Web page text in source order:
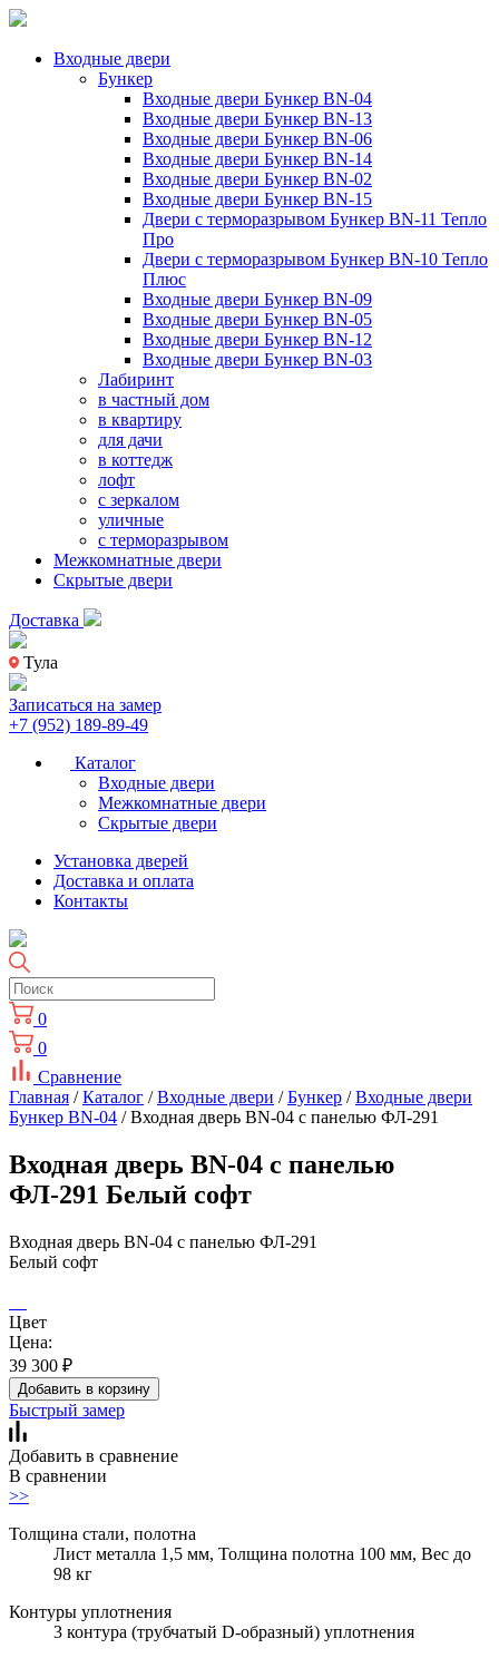
Входные двери
Бункер
Входные двери Бункер BN-04
Входные двери Бункер BN-13
Входные двери Бункер BN-06
Входные двери Бункер BN-14
Входные двери Бункер BN-02
Входные двери Бункер BN-15
Двери с терморазрывом Бункер BN-11 Тепло
Про
Двери с терморазрывом Бункер BN-10 Тепло
Плюс
Входные двери Бункер BN-09
Входные двери Бункер BN-05
Входные двери Бункер BN-12
Входные двери Бункер BN-03
Лабиринт
в частный дом
в квартиру
для дачи
в коттедж
лофт
с зеркалом
уличные
с терморазрывом
Межкомнатные двери
Скрытые двери
Доставка
Тула
Записаться на замер
+7 (952) 189-89-49
Каталог
Входные двери
Межкомнатные двери
Скрытые двери
Установка дверей
Доставка и оплата
Контакты
0
0
Сравнение
Главная /Каталог /Входные двери /Бункер /Входные двери
Бункер BN-04 / Входная дверь BN-04 с панелью ФЛ-291
Входная дверь BN-04 с панелью
ФЛ-291 Белый софт
Входная дверь BN-04 с панелью ФЛ-291
Белый софт
Цвет
Цена:
39 300 ₽
Добавить в корзину
Быстрый замер
Добавить в сравнение
В сравнении
>>
Толщина стали, полотна
Лист металла 1,5 мм, Толщина полотна 100 мм, Вес до
98 кг
Контуры уплотнения
3 контура (трубчатый D-образный) уплотнения